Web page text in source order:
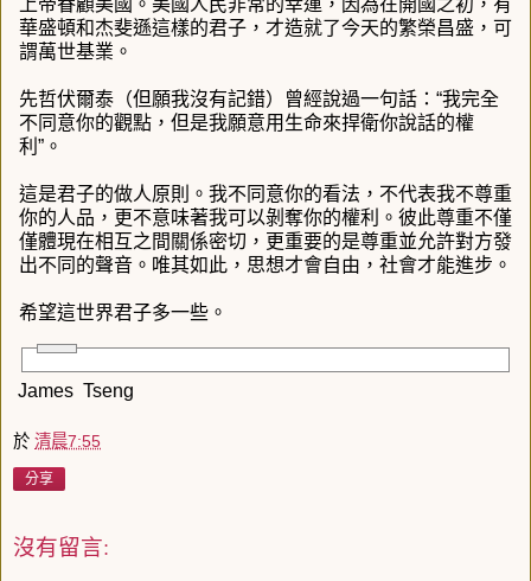
華盛頓和杰斐遜這樣的君子，才造就了今天的繁榮昌盛，可
謂萬世基業。
先哲伏爾泰（但願我沒有記錯）曾經說過一句話：“我完全
不同意你的觀點，但是我願意用生命來捍衛你說話的權
利”。
這是君子的做人原則。我不同意你的看法，不代表我不尊重
你的人品，更不意味著我可以剝奪你的權利。彼此尊重不僅
僅體現在相互之間關係密切，更重要的是尊重並允許對方發
出不同的聲音。唯其如此，思想才會自由，社會才能進步。
希望這世界君子多一些。
James Tseng
於 清晨7:55
分享
沒有留言: